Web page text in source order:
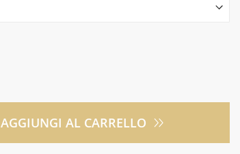
AGGIUNGI AL CARRELLO